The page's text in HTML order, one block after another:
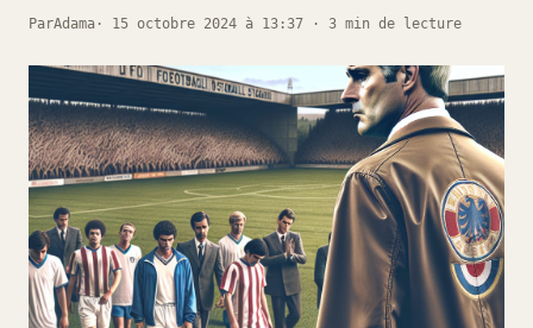
ParAdama · 15 octobre 2024 à 13:37 · 3 min de lecture